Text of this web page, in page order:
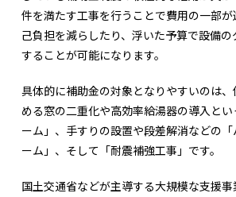
件を満たす工事を行うことで費用の一部
己負担を減らしたり、浮いた予算で設備の
することが可能になります。
具体的に補助金の対象となりやすいのは
める窓の二重化や高効率給湯器の導入と
ーム」、手すりの設置や段差解消などの
ーム」、そして「耐震補強工事」です。
国土交通省などが主導する大規模な支援